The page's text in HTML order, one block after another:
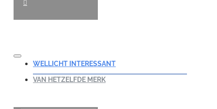
WELLICHT INTERESSANT
VAN HETZELFDE MERK